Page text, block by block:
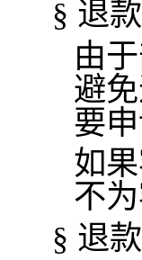
§ 退
由
避
要
如
不
§ 退